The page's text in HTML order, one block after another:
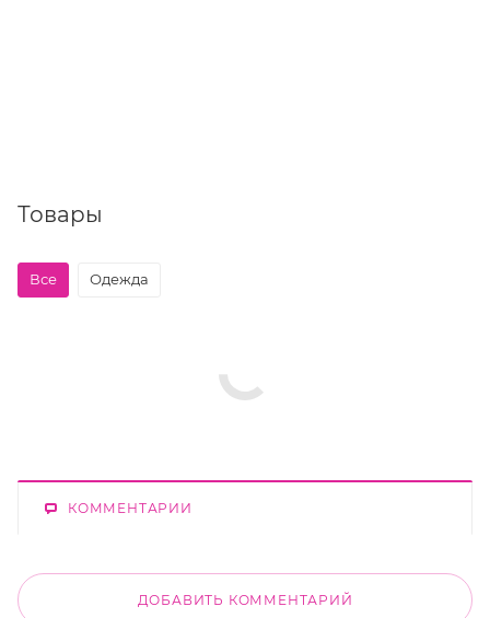
Товары
Все Одежда
КОММЕНТАРИИ
ДОБАВИТЬ КОММЕНТАРИЙ